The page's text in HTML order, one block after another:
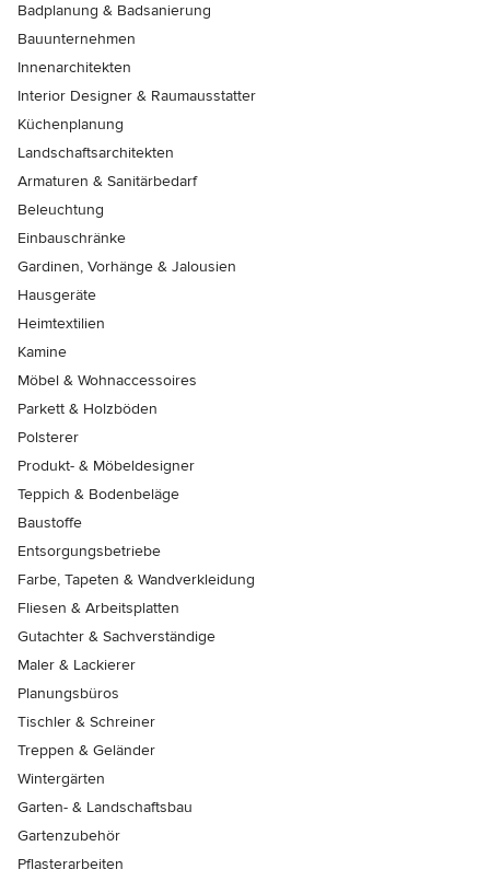
Badplanung & Badsanierung
Bauunternehmen
Innenarchitekten
Interior Designer & Raumausstatter
Küchenplanung
Landschaftsarchitekten
Armaturen & Sanitärbedarf
Beleuchtung
Einbauschränke
Gardinen, Vorhänge & Jalousien
Hausgeräte
Heimtextilien
Kamine
Möbel & Wohnaccessoires
Parkett & Holzböden
Polsterer
Produkt- & Möbeldesigner
Teppich & Bodenbeläge
Baustoffe
Entsorgungsbetriebe
Farbe, Tapeten & Wandverkleidung
Fliesen & Arbeitsplatten
Gutachter & Sachverständige
Maler & Lackierer
Planungsbüros
Tischler & Schreiner
Treppen & Geländer
Wintergärten
Garten- & Landschaftsbau
Gartenzubehör
Pflasterarbeiten